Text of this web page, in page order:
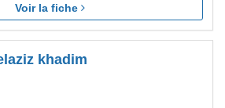
Voir la fiche
khadim